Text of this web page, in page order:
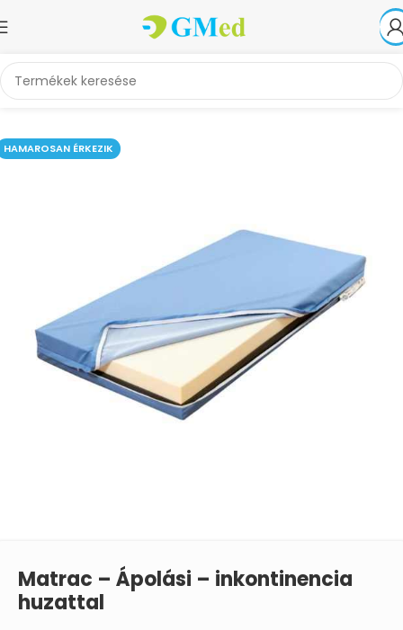
Kezdőlap Betegápolás, otthonápolás Betegágyak
HAMAROSAN ÉRKEZIK
Matrac – Ápolási – inkontinencia
huzattal